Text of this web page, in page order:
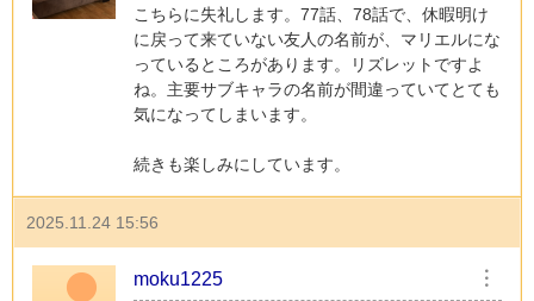
こちらに失礼します。77話、78話で、休暇明け
に戻って来ていない友人の名前が、マリエルにな
っているところがあります。リズレットですよ
ね。主要サブキャラの名前が間違っていてとても
気になってしまいます。
続きも楽しみにしています。
2025.11.24 15:56
moku1225 ︙